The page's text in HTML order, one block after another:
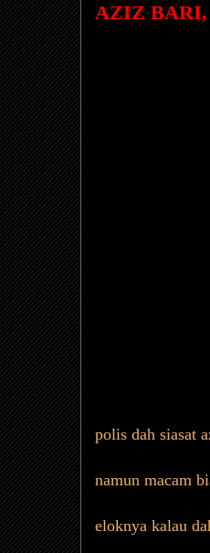
AZIZ BARI,
polis dah siasat
namun macam
eloknya kalau